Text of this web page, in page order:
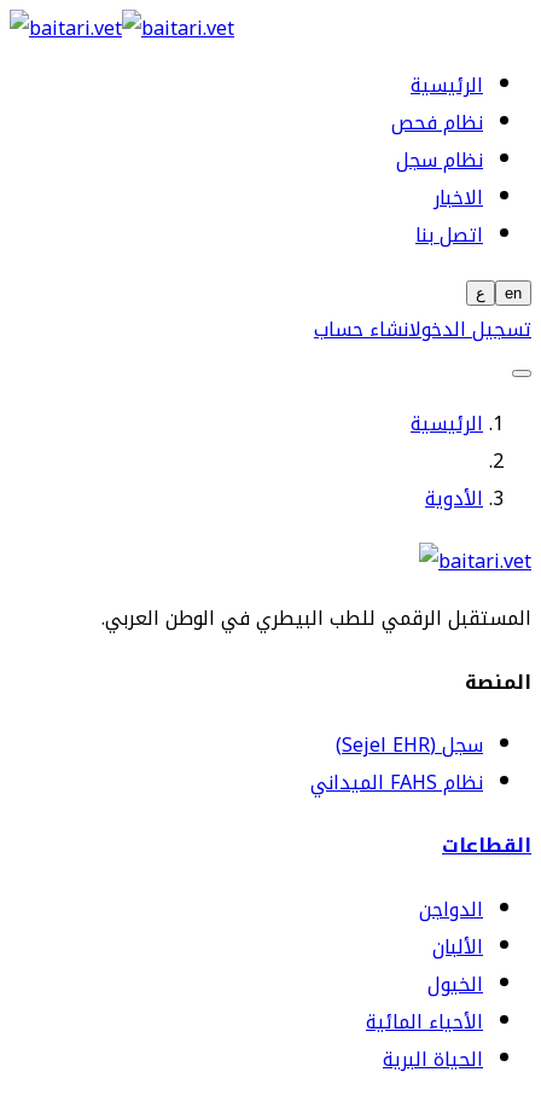
الرئيسية
نظام فحص
نظام سجل
الاخبار
اتصل بنا
en ع
تسجيل الدخولانشاء حساب
الرئيسية
الأدوية
المستقبل الرقمي للطب البيطري في الوطن العربي.
المنصة
سجل (Sejel EHR)
نظام FAHS الميداني
القطاعات
الدواجن
الألبان
الخيول
الأحياء المائية
الحياة البرية